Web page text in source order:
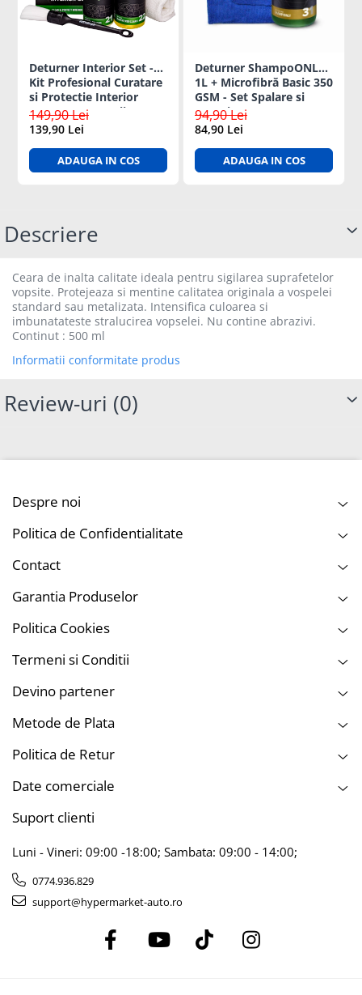
Deturner Interior Set -
Kit Profesional Curatare
si Protectie Interior
Auto cu Accesorii
Incluse, Finisaj Satinat -
149,90 Lei
139,90 Lei
ADAUGA IN COS
Deturner ShampoONLY
1L + Microfibră Basic 350
GSM - Set Spalare si
Intretinere auto
94,90 Lei
84,90 Lei
ADAUGA IN COS
Descriere
Ceara de inalta calitate ideala pentru sigilarea suprafetelor
vopsite. Protejeaza si mentine calitatea originala a vospelei
standard sau metalizata. Intensifica culoarea si
imbunatateste stralucirea vopselei. Nu contine abrazivi.
Continut : 500 ml
Informatii conformitate produs
Review-uri (0)
Despre noi
Politica de Confidentialitate
Contact
Garantia Produselor
Politica Cookies
Termeni si Conditii
Devino partener
Metode de Plata
Politica de Retur
Date comerciale
Suport clienti
Luni - Vineri: 09:00 -18:00; Sambata: 09:00 - 14:00;
0774.936.829
support@hypermarket-auto.ro